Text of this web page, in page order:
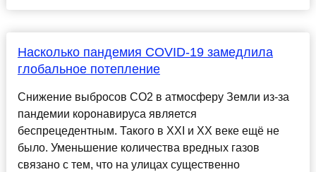
Насколько пандемия COVID-19 замедлила
глобальное потепление
Снижение выбросов СО2 в атмосферу Земли из-за
пандемии коронавируса является
беспрецедентным. Такого в XXI и XX веке ещё не
было. Уменьшение количества вредных газов
связано с тем, что на улицах существенно